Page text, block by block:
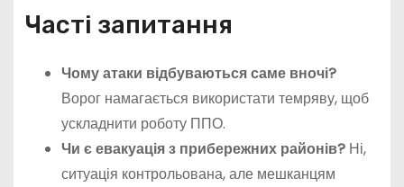
Часті запитання
Чому атаки відбуваються саме вночі?
Ворог намагається використати темряву, щоб
ускладнити роботу ППО.
Чи є евакуація з прибережних районів?Ні,
ситуація контрольована, але мешканцям